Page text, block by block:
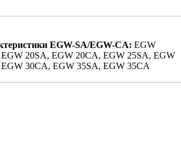
EGW-SA/EGW-CA: EGW
20SA, EGW 20CA, EGW 25SA, EGW
30CA, EGW 35SA, EGW 35CA